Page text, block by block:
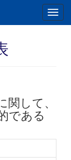
して、
である